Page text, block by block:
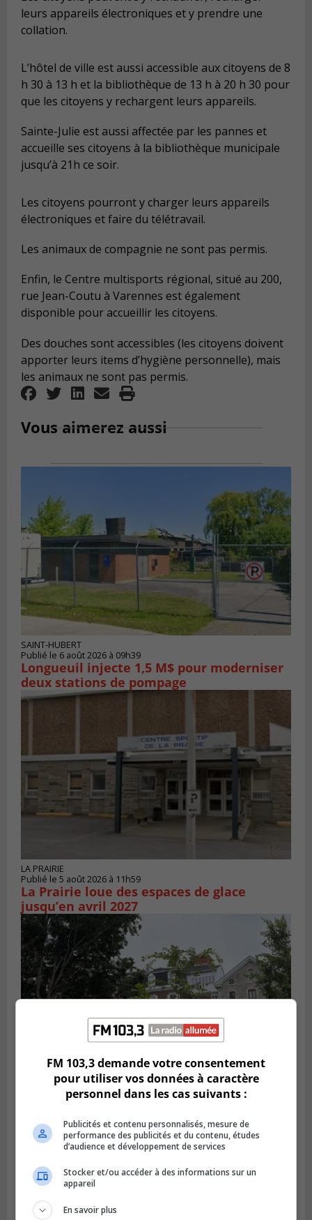
leurs appareils électroniques et y prendre une
collation.
L’hôtel de ville est aussi accessible aux citoyens de 8
h 30 à 13 h et la bibliothèque de 13 h à 20 h 30 pour
que les citoyens y rechargent leurs appareils.
Sainte-Julie est aussi affectée par les pannes et
accueille ses citoyens à la bibliothèque municipale
jusqu’à 21h ce soir.
Les citoyens pourront y charger leurs appareils
électroniques et faire du télétravail.
Les animaux de compagnie ne sont pas permis.
Enfin, le Centre multisports régional, situé au 200,
rue Jean-Coutu à Varennes est également
disponible pour accueillir les citoyens.
Des douches sont accessibles (les citoyens doivent
apporter leurs items d’hygiène personnelle), mais
les animaux ne sont pas permis.
Vous aimerez aussi
SAINT-HUBERT
Publié le 6 août 2026 à 09h39
Longueuil injecte 1,5 M$ pour moderniser
deux stations de pompage
LA PRAIRIE
Publié le 5 août 2026 à 11h59
La Prairie loue des espaces de glace
jusqu’en avril 2027
Publié le 4 août 2026 à 15h50
sa jeunesse
FM 103,3 demande votre consentement
pour utiliser vos données à caractère
personnel dans les cas suivants :
Publicités et contenu personnalisés, mesure de
performance des publicités et du contenu, études
d’audience et développement de services
Stocker et/ou accéder à des informations sur un
appareil
En savoir plus